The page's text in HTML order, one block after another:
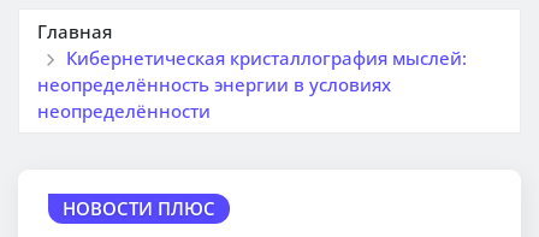
Главная
Кибернетическая кристаллография мыслей:
неопределённость энергии в условиях
неопределённости
НОВОСТИ ПЛЮС